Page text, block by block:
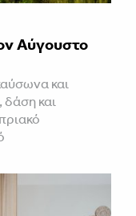
Αύγουστο
και
και